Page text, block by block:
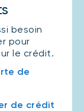
besoin
pour
le crédit.
de
de crédit